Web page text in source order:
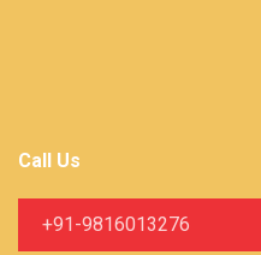
Call Us
+91-9816013276